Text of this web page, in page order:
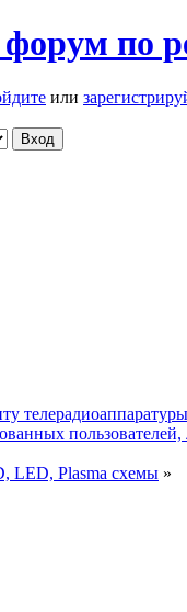
по
или
телерадиоаппаратуры
LED, Plasma схемы »